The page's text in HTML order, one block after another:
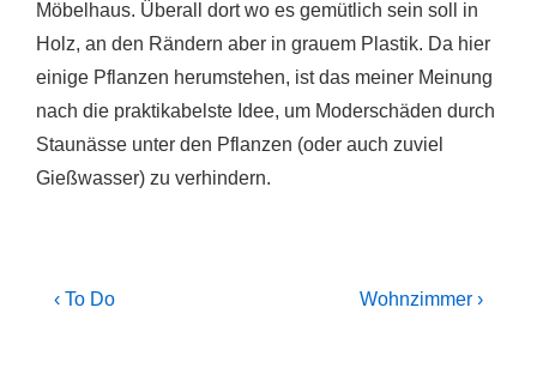
Möbelhaus. Überall dort wo es gemütlich sein soll in
Holz, an den Rändern aber in grauem Plastik. Da hier
einige Pflanzen herumstehen, ist das meiner Meinung
nach die praktikabelste Idee, um Moderschäden durch
Staunässe unter den Pflanzen (oder auch zuviel
Gießwasser) zu verhindern.
Beitragsnavigation
Previous
‹ To Do
Next
Wohnzimmer ›